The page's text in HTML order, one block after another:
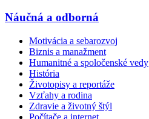
Náučná a odborná
Motivácia a sebarozvoj
Biznis a manažment
Humanitné a spoločenské vedy
História
Životopisy a reportáže
Vzťahy a rodina
Zdravie a životný štýl
Počítače a internet